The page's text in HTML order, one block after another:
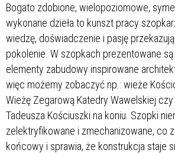
Bogato zdobione, wielopoziomowe,
wykonane dzieła to kunszt pracy
wiedzę, doświadczenie i pasję
pokolenie. W szopkach prezentowane
elementy zabudowy inspirowane
więc możemy zobaczyć np.: wieże
Wieżę Zegarową Katedry Wawelskiej
Tadeusza Kościuszki na koniu. Szopki
zelektryfikowane i zmechanizowane, co
końcowy i sprawia, że konstrukcja staje